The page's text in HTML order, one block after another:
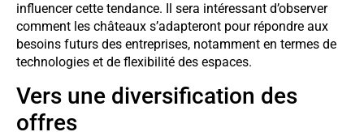
influencer cette tendance. Il sera intéressant d’observer
comment les châteaux s’adapteront pour répondre aux
besoins futurs des entreprises, notamment en termes de
technologies et de flexibilité des espaces.
Vers une diversification des
offres